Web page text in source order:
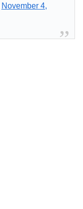
November 4,